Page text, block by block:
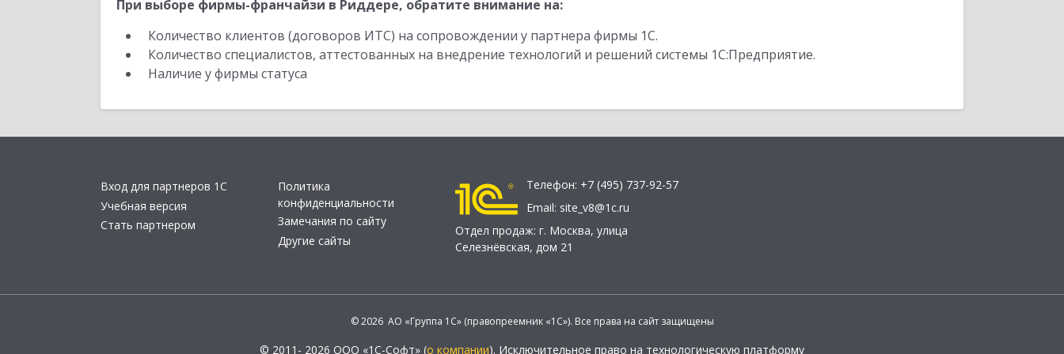
При выборе фирмы-франчайзи в Риддере, обратите внимание на:
Количество клиентов (договоров ИТС) на сопровождении у партнера фирмы 1С.
Количество специалистов, аттестованных на внедрение технологий и решений системы 1С:Предприятие.
Наличие у фирмы статуса
Вход для партнеров 1С
Учебная версия
Стать партнером
Политика
конфиденциальности
Замечания по сайту
Другие сайты
Телефон: +7 (495) 737-92-57
Email: site_v8@1c.ru
Отдел продаж: г. Москва, улица
Селезнёвская, дом 21
© 2026 АО «Группа 1С» (правопреемник «1С»). Все права на сайт защищены
© 2011- 2026 ООО «1С-Софт» (о компании). Исключительное право на технологическую платформу